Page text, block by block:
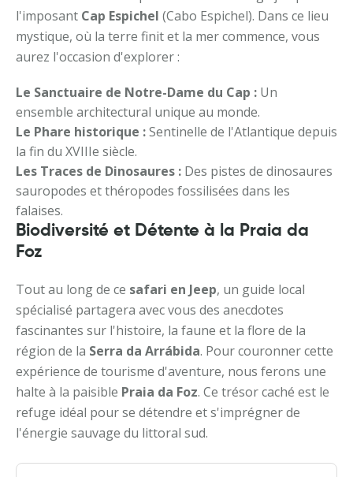
l'imposant Cap Espichel (Cabo Espichel). Dans ce lieu
mystique, où la terre finit et la mer commence, vous
aurez l'occasion d'explorer :
Le Sanctuaire de Notre-Dame du Cap : Un
ensemble architectural unique au monde.
Le Phare historique :Sentinelle de l'Atlantique depuis
la fin du XVIIIe siècle.
Les Traces de Dinosaures : Des pistes de dinosaures
sauropodes et théropodes fossilisées dans les
falaises.
Biodiversité et Détente à la Praia da
Foz
Tout au long de ce safari en Jeep, un guide local
spécialisé partagera avec vous des anecdotes
fascinantes sur l'histoire, la faune et la flore de la
région de la Serra da Arrábida. Pour couronner cette
expérience de tourisme d'aventure, nous ferons une
halte à la paisible Praia da Foz. Ce trésor caché est le
refuge idéal pour se détendre et s'imprégner de
l'énergie sauvage du littoral sud.